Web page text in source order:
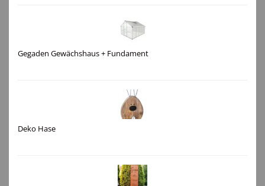
Gegaden Gewächshaus + Fundament
Deko Hase